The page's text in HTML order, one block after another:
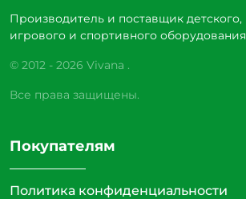
Производитель и поставщик детского,
игрового и спортивного оборудования
© 2012 - 2026 Vivana .
Все права защищены.
Покупателям
Политика конфиденциальности